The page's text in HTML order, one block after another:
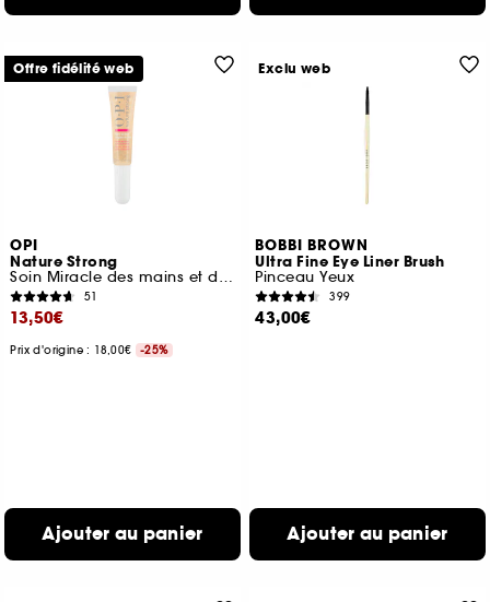
OPI
Nature Strong
Soin Miracle des mains et des pieds
51
13,50€
Prix d'origine : 18,00€ -25%
Ajouter au panier
Offre fidélité web
BOBBI BROWN
Ultra Fine Eye Liner Brush
Pinceau Yeux
399
43,00€
Ajouter au panier
Exclu web